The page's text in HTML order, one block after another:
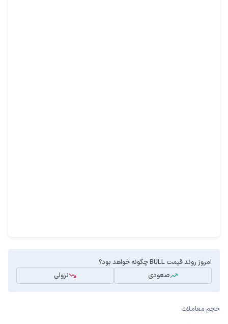
امروز روند قیمت BULL چگونه خواهد بود؟
صعودی
نزولی
حجم معاملات